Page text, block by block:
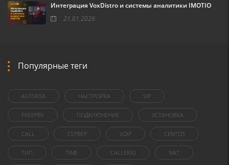
Интеграция VoxDistro и системы аналитики IMOTIO
21.01.2026
Популярные теги
ASTERISK НАСТРОЙКА SIP
FREEPBX ПОДКЛЮЧЕНИЕ УСТАНОВКА
CALL СЕРВЕР VOIP CENTOS
ТИП TIME CALLERID NAT